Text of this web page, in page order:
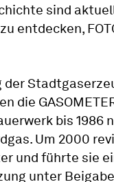
sind
entdecken,
der
die
bis 1986
Um 2000
und führte sie
unter Beigabe